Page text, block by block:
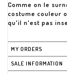
Comme on le
costume couleur
MY ORDERS
SALE INFORMATION